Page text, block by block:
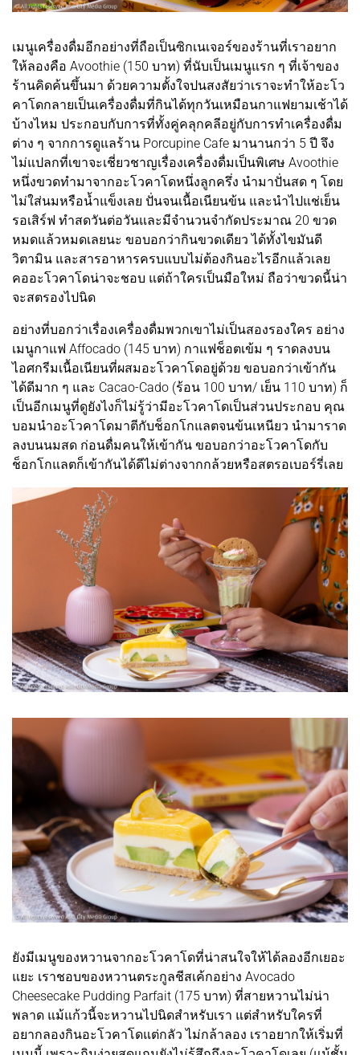
เมนูเครื่องดื่มอีกอย่างที่ถือเป็นซิกเนเจอร์ของร้านที่เราอยาก
ให้ลองคือ Avoothie (150 บาท) ที่นับเป็นเมนูแรก ๆ ที่เจ้าของ
ร้านคิดค้นขึ้นมา ด้วยความตั้งใจปนสงสัยว่าเราจะทำให้อะโว
คาโดกลายเป็นเครื่องดื่มที่กินได้ทุกวันเหมือนกาแฟยามเช้าได้
บ้างไหม ประกอบกับการที่ทั้งคู่คลุกคลีอยู่กับการทำเครื่องดื่ม
ต่าง ๆ จากการดูแลร้าน Porcupine Cafe มานานกว่า 5 ปี จึง
ไม่แปลกที่เขาจะเชี่ยวชาญเรื่องเครื่องดื่มเป็นพิเศษ Avoothie
หนึ่งขวดทำมาจากอะโวคาโดหนึ่งลูกครึ่ง นำมาปั่นสด ๆ โดย
ไม่ใส่นมหรือน้ำแข็งเลย ปั่นจนเนื้อเนียนข้น และนำไปแช่เย็น
รอเสิร์ฟ ทำสดวันต่อวันและมีจำนวนจำกัดประมาณ 20 ขวด
หมดแล้วหมดเลยนะ ขอบอกว่ากินขวดเดียว ได้ทั้งไขมันดี
วิตามิน และสารอาหารครบแบบไม่ต้องกินอะไรอีกแล้วเลย
คออะโวคาโดน่าจะชอบ แต่ถ้าใครเป็นมือใหม่ ถือว่าขวดนี้น่า
จะสตรองไปนิด
อย่างที่บอกว่าเรื่องเครื่องดื่มพวกเขาไม่เป็นสองรองใคร อย่าง
เมนูกาแฟ Affocado (145 บาท) กาแฟช็อตเข้ม ๆ ราดลงบน
ไอศกรีมเนื้อเนียนที่ผสมอะโวคาโดอยู่ด้วย ขอบอกว่าเข้ากัน
ได้ดีมาก ๆ และ Cacao-Cado (ร้อน 100 บาท/ เย็น 110 บาท) ก็
เป็นอีกเมนูที่ดูยังไงก็ไม่รู้ว่ามีอะโวคาโดเป็นส่วนประกอบ คุณ
บอมนำอะโวคาโดมาตีกับช็อกโกแลตจนข้นเหนียว นำมาราด
ลงบนนมสด ก่อนดื่มคนให้เข้ากัน ขอบอกว่าอะโวคาโดกับ
ช็อกโกแลตก็เข้ากันได้ดีไม่ต่างจากกล้วยหรือสตรอเบอร์รี่เลย
ยังมีเมนูของหวานจากอะโวคาโดที่น่าสนใจให้ได้ลองอีกเยอะ
แยะ เราชอบของหวานตระกูลชีสเค้กอย่าง Avocado
Cheesecake Pudding Parfait (175 บาท) ที่สายหวานไม่น่า
พลาด แม้แก้วนี้จะหวานไปนิดสำหรับเรา แต่สำหรับใครที่
อยากลองกินอะโวคาโดแต่กลัว ไม่กล้าลอง เราอยากให้เริ่มที่